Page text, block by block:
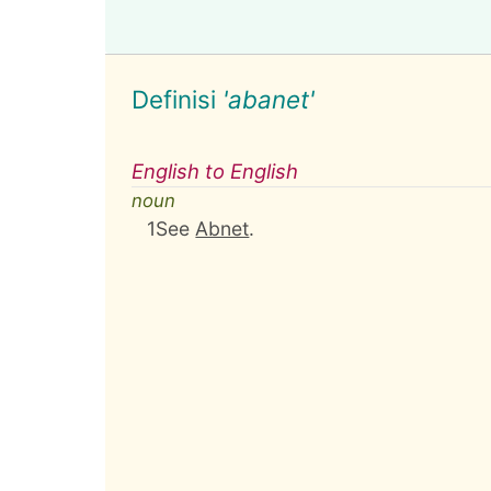
Definisi 'abanet'
English to English
noun
1See Abnet.